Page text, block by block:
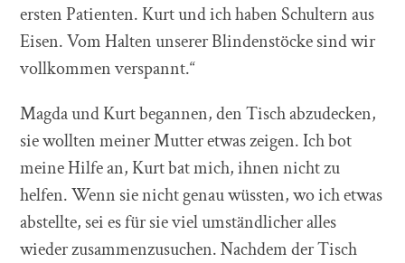
ersten Patienten. Kurt und ich haben Schultern aus
Eisen. Vom Halten unserer Blindenstöcke sind wir
vollkommen verspannt.“
Magda und Kurt begannen, den Tisch abzudecken,
sie wollten meiner Mutter etwas zeigen. Ich bot
meine Hilfe an, Kurt bat mich, ihnen nicht zu
helfen. Wenn sie nicht genau wüssten, wo ich etwas
abstellte, sei es für sie viel umständlicher alles
wieder zusammenzusuchen. Nachdem der Tisch